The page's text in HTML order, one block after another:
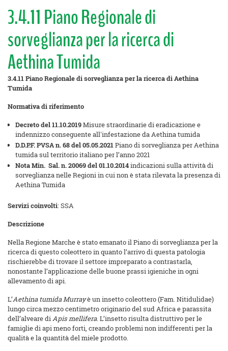
3.4.11 Piano Regionale di
sorveglianza per la ricerca di
Aethina Tumida
3.4.11 Piano Regionale di sorveglianza per la ricerca di Aethina
Tumida
Normativa di riferimento
Decreto del 11.10.2019Misure straordinarie di eradicazione e
indennizzo conseguente all'infestazione da Aethina tumida
D.D.P.F. PVSA n. 68 del 05.05.2021Piano di sorveglianza per Aethina
tumida sul territorio italiano per l’anno 2021
Nota Min. Sal. n. 20069 del 01.10.2014indicazioni sulla attività di
sorveglianza nelle Regioni in cui non è stata rilevata la presenza di
Aethina Tumida
Servizi coinvolti: SSA
Descrizione
Nella Regione Marche è stato emanato il Piano di sorveglianza per la
ricerca di questo coleottero in quanto l’arrivo di questa patologia
rischierebbe di trovare il settore impreparato a contrastarla,
nonostante l’applicazione delle buone prassi igieniche in ogni
allevamento di api.
L’Aethina tumida Murrayè un insetto coleottero (Fam. Nitidulidae)
lungo circa mezzo centimetro originario del sud Africa e parassita
dell’alveare diApis mellifera. L’insetto risulta distruttivo per le
famiglie di api meno forti, creando problemi non indifferenti per la
qualità e la quantità del miele prodotto.